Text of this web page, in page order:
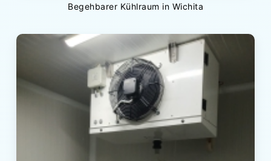
Begehbarer Kühlraum in Wichita